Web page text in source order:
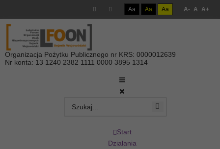
Aa Aa Aa A- A A+
Organizacja Pożytku Publicznego nr KRS: 0000012639
Nr konta: 13 1240 2382 1111 0000 3895 1314
Start
Działania